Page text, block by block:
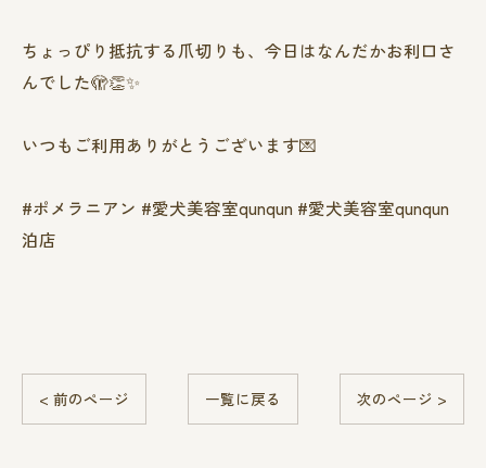
ちょっぴり抵抗する爪切りも、今日はなんだかお利口さ
んでした🫣👏✨️
いつもご利用ありがとうございます💌
#ポメラニアン #愛犬美容室qunqun #愛犬美容室qunqun
泊店
< 前のページ 一覧に戻る 次のページ >